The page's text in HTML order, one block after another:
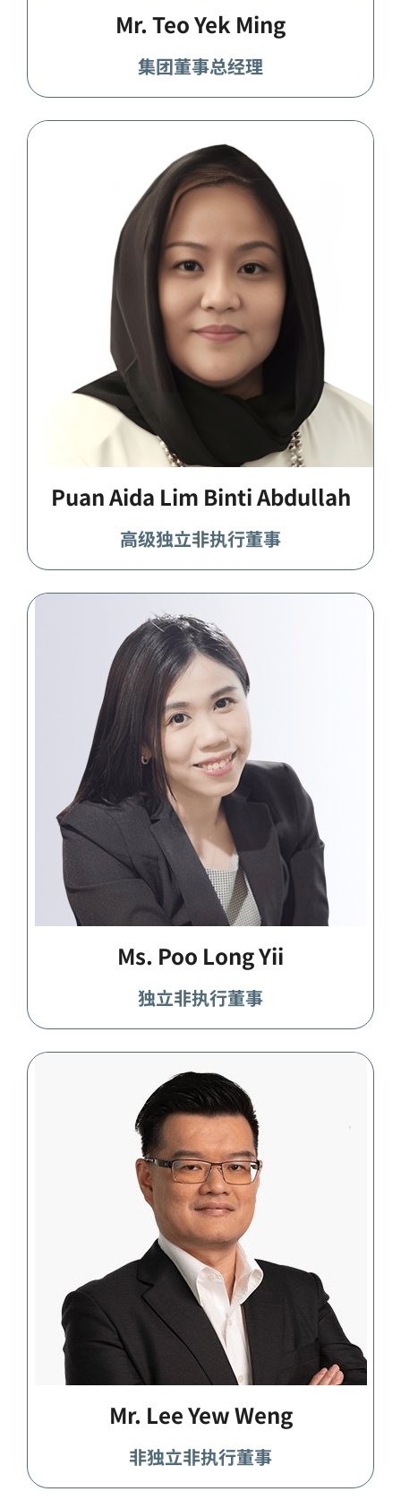
Mr. Teo Yek Ming
集团董事总经理
Puan Aida Lim Binti Abdullah
高级独立非执行董事
Ms. Poo Long Yii
独立非执行董事
Mr. Lee Yew Weng
非独立非执行董事